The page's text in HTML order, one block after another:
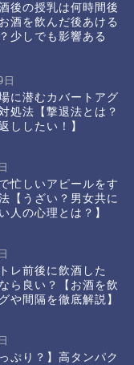
後の授乳は何時間後
酒を飲んだ後あける
少しでも影響ある
に潜むカバートアグ
処法【撃退法とは？
ししたい！】
忙しいアピールをす
【うざい？男女共に
人の心理とは？】
レ前後に飲酒した
ら良い？【お酒を飲
や間隔を徹底解説】
ぷり？】高タンパク